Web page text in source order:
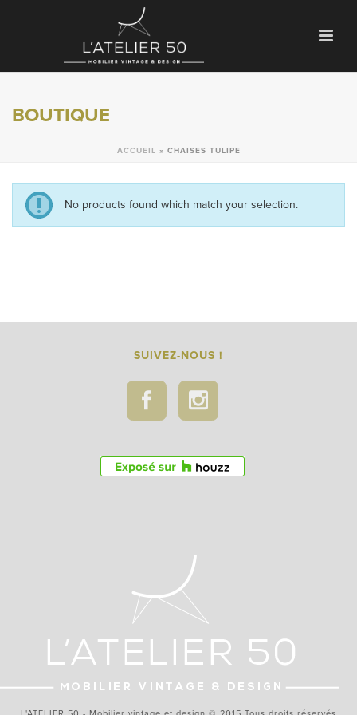
BOUTIQUE
ACCUEIL » CHAISES TULIPE
No products found which match your selection.
SUIVEZ-NOUS !